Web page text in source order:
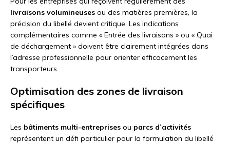
livraisons volumineuses ou des matières premières, la
précision du libellé devient critique. Les indications
complémentaires comme « Entrée des livraisons » ou « Quai
de déchargement » doivent être clairement intégrées dans
l’adresse professionnelle pour orienter efficacement les
transporteurs.
Optimisation des zones de livraison
spécifiques
Les bâtiments multi-entreprises ou parcs d’activités
représentent un défi particulier pour la formulation du libellé